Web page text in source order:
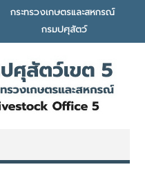
กระทรวงเกษตรและสหกรณ์
กรมปศุสัตว์